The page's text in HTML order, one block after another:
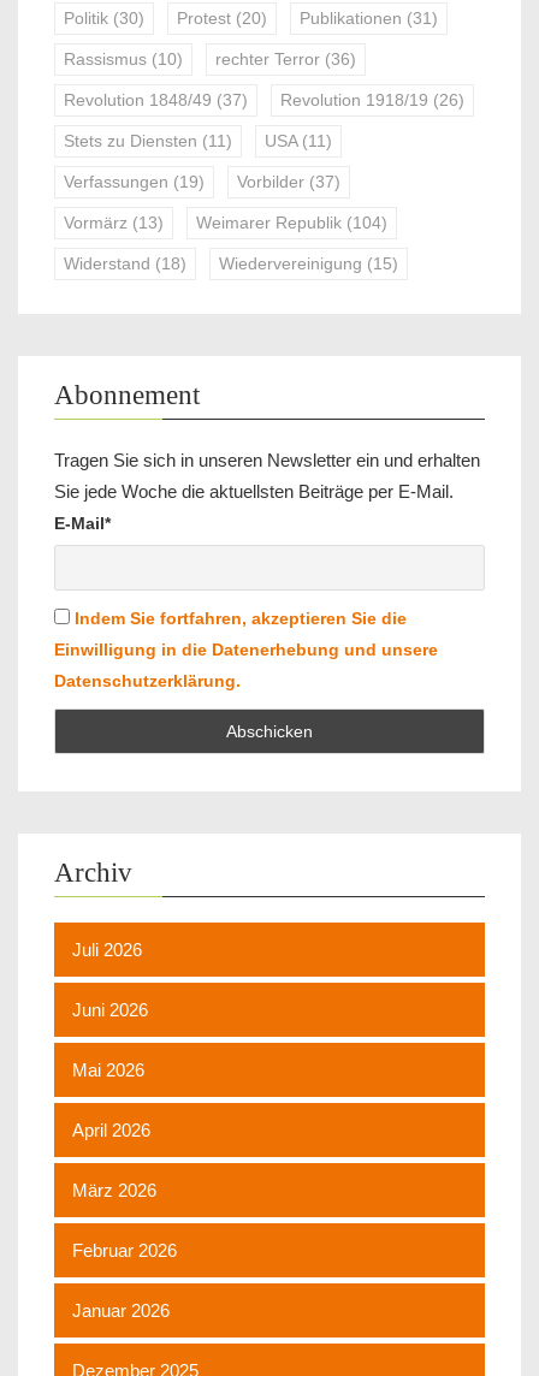
Politik (30) Protest (20) Publikationen (31)
Rassismus (10) rechter Terror (36)
Revolution 1848/49 (37) Revolution 1918/19 (26)
Stets zu Diensten (11) USA(11)
Verfassungen (19) Vorbilder (37)
Vormärz (13) Weimarer Republik (104)
Widerstand (18) Wiedervereinigung (15)
Abonnement
Tragen Sie sich in unseren Newsletter ein und erhalten
Sie jede Woche die aktuellsten Beiträge per E-Mail.
E-Mail*
Indem Sie fortfahren, akzeptieren Sie die
Einwilligung in die Datenerhebung und unsere
Datenschutzerklärung.
Archiv
Juli 2026
Juni 2026
Mai 2026
April 2026
März 2026
Februar 2026
Januar 2026
Dezember 2025